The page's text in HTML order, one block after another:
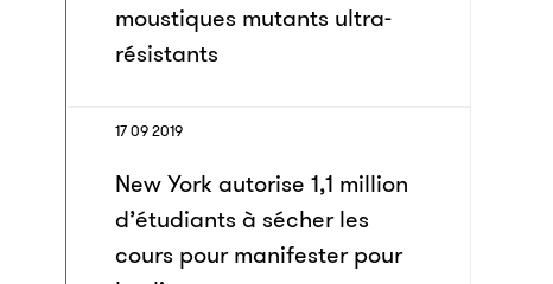
moustiques mutants ultra-
résistants
17 09 2019
New York autorise 1,1 million
d’étudiants à sécher les
cours pour manifester pour